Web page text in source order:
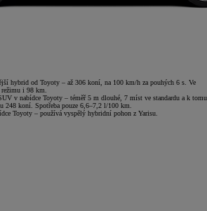
hybrid od Toyoty – až 306 koní, na 100 km/h za pouhých 6 s. Ve
režimu i 98 km.
v nabídce Toyoty – téměř 5 m dlouhé, 7 míst ve standardu a k tomu
248 koní. Spotřeba pouze 6,6–7,2 l/100 km.
Toyoty – používá vyspělý hybridní pohon z Yarisu.